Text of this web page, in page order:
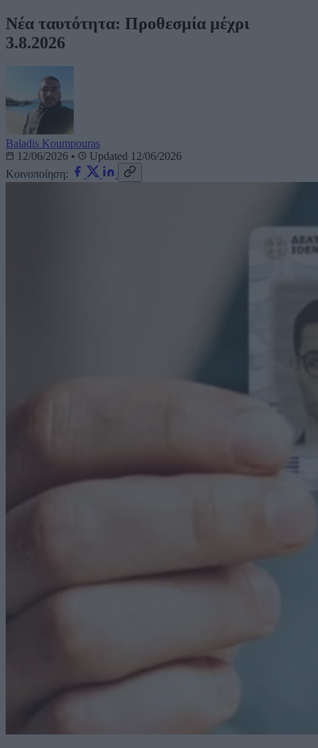
Νέα ταυτότητα: Προθεσμία μέχρι
3.8.2026
Baladis Koumpouras
12/06/2026 •
Updated 12/06/2026
Κοινοποίηση: